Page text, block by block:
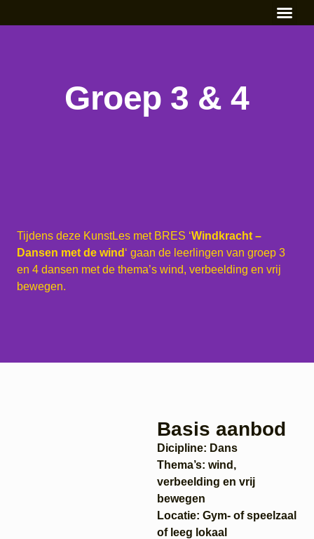
Groep 3 & 4
Tijdens deze KunstLes met BRES ‘Windkracht –
Dansen met de wind ‘ gaan de leerlingen van groep 3
en 4 dansen met de thema’s wind, verbeelding en vrij
bewegen.
Basis aanbod
Dicipline: Dans
Thema’s: wind,
verbeelding en vrij
bewegen
Locatie: Gym- of speelzaal
of leeg lokaal